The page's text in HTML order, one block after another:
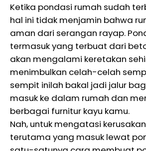
Ketika pondasi rumah sudah
hal ini tidak menjamin bahwa
aman dari serangan rayap.
termasuk yang terbuat dari
akan mengalami keretakan
menimbulkan celah-celah
sempit inilah bakal jadi jalur
masuk ke dalam rumah dan
berbagai furnitur kayu kamu.
Nah, untuk mengatasi
terutama yang masuk lewat